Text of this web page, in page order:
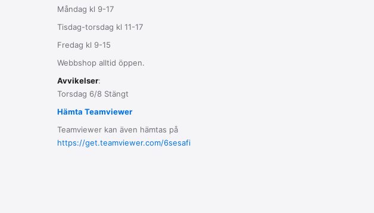
Måndag kl 9-17
Tisdag-torsdag kl 11-17
Fredag kl 9-15
Webbshop alltid öppen.
Avvikelser:
Torsdag 6/8 Stängt
Hämta Teamviewer
Teamviewer kan även hämtas på
https://get.teamviewer.com/6sesafi